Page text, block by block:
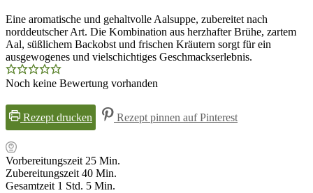
Eine aromatische und gehaltvolle Aalsuppe, zubereitet nach
norddeutscher Art. Die Kombination aus herzhafter Brühe, zartem
Aal, süßlichem Backobst und frischen Kräutern sorgt für ein
ausgewogenes und vielschichtiges Geschmackserlebnis.
Noch keine Bewertung vorhanden
Rezept drucken Rezept pinnen auf Pinterest
Vorbereitungszeit25Minuten
Min.
Zubereitungszeit40Minuten
Min.
Gesamtzeit 1 Stunde
Std. 5Minuten
Min.